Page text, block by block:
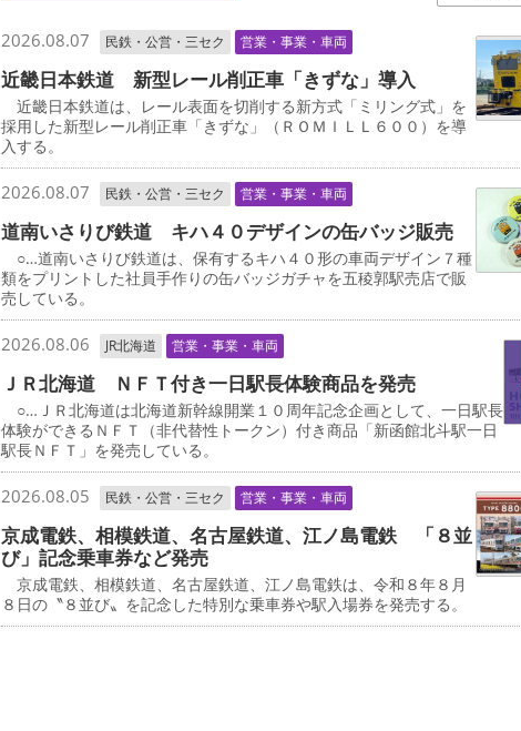
2026.08.07 民鉄・公営・三セク 営業・事業・車両
近畿日本鉄道 新型レール削正車「きずな」導入
近畿日本鉄道は、レール表面を切削する新方式「ミリング式」を
採用した新型レール削正車「きずな」（ＲＯＭＩＬＬ６００）を導
入する。
2026.08.07 民鉄・公営・三セク 営業・事業・車両
道南いさりび鉄道 キハ４０デザインの缶バッジ販売
○…道南いさりび鉄道は、保有するキハ４０形の車両デザイン７種
類をプリントした社員手作りの缶バッジガチャを五稜郭駅売店で販
売している。
2026.08.06 JR北海道 営業・事業・車両
ＪＲ北海道 ＮＦＴ付き一日駅長体験商品を発売
○…ＪＲ北海道は北海道新幹線開業１０周年記念企画として、一日駅長
体験ができるＮＦＴ（非代替性トークン）付き商品「新函館北斗駅一日
駅長ＮＦＴ」を発売している。
2026.08.05 民鉄・公営・三セク 営業・事業・車両
京成電鉄、相模鉄道、名古屋鉄道、江ノ島電鉄 「８並
び」記念乗車券など発売
京成電鉄、相模鉄道、名古屋鉄道、江ノ島電鉄は、令和８年８月
８日の〝８並び〟を記念した特別な乗車券や駅入場券を発売する。